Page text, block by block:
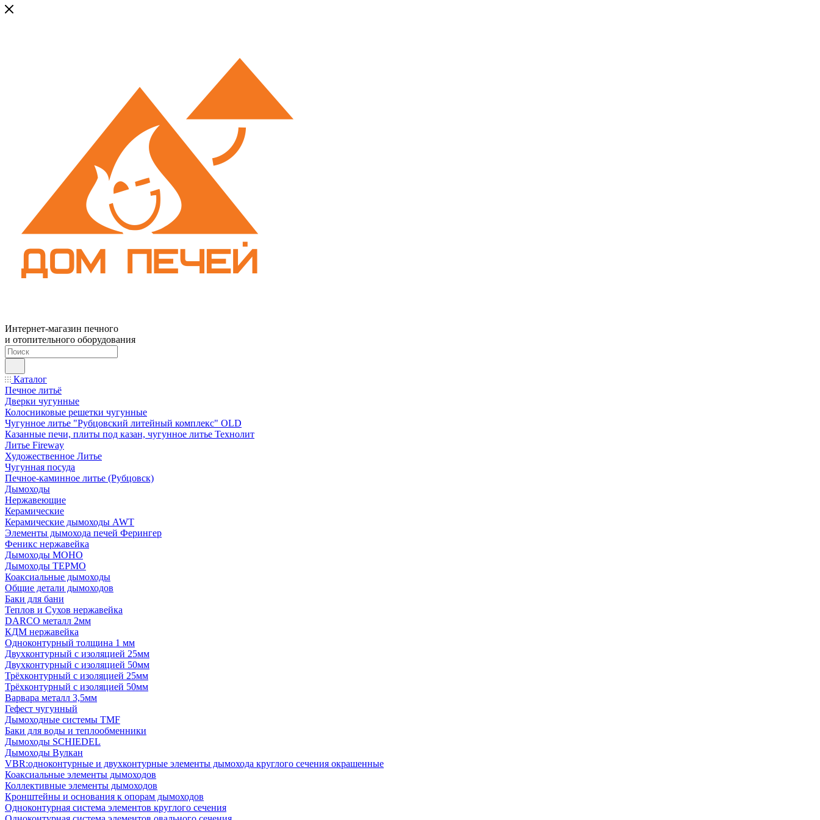
Интернет-магазин печного
и отопительного оборудования
Каталог
Печное литьё
Дверки чугунные
Колосниковые решетки чугунные
Чугунное литье "Рубцовский литейный комплекс" OLD
Казанные печи, плиты под казан, чугунное литье Технолит
Литье Fireway
Художественное Литье
Чугунная посуда
Печное-каминное литье (Рубцовск)
Дымоходы
Нержавеющие
Керамические
Керамические дымоходы AWT
Элементы дымохода печей Ферингер
Феникс нержавейка
Дымоходы МОНО
Дымоходы ТЕРМО
Коаксиальные дымоходы
Общие детали дымоходов
Баки для бани
Теплов и Сухов нержавейка
DARCO металл 2мм
КДМ нержавейка
Одноконтурный толщина 1 мм
Двухконтурный с изоляцией 25мм
Двухконтурный с изоляцией 50мм
Трёхконтурный с изоляцией 25мм
Трёхконтурный с изоляцией 50мм
Варвара металл 3,5мм
Гефест чугунный
Дымоходные системы TMF
Баки для воды и теплообменники
Дымоходы SCHIEDEL
Дымоходы Вулкан
VBR:одноконтурные и двухконтурные элементы дымохода круглого сечения окрашенные
Коаксиальные элементы дымоходов
Коллективные элементы дымоходов
Кронштейны и основания к опорам дымоходов
Одноконтурная система элементов круглого сечения